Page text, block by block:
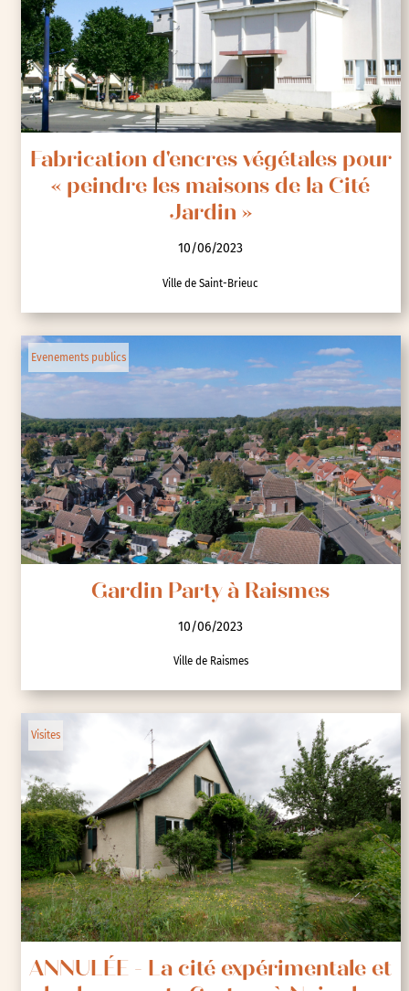
Fabrication d'encres végétales pour
« peindre les maisons de la Cité
Jardin »
10/06/2023
Ville de Saint-Brieuc
Evenements publics
Gardin Party à Raismes
10/06/2023
Ville de Raismes
Visites
ANNULÉE - La cité expérimentale et